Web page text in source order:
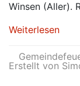
Winsen (Aller).
Weiterlesen
Erstellt von